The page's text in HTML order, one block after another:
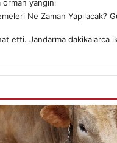
yangını
Ne Zaman Yapılacak?
etti. Jandarma dakikalarca